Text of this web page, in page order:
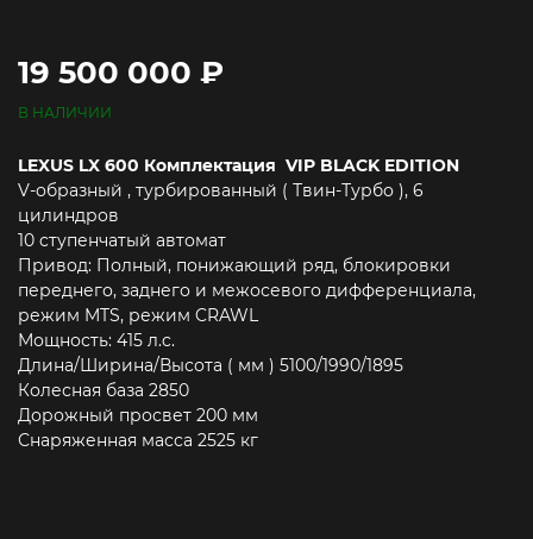
19 500 000 ₽
В НАЛИЧИИ
LEXUS LX 600 Комплектация VIP BLACK EDITION
V-образный , турбированный ( Твин-Турбо ), 6
цилиндров
10 cтупенчатый автомат
Привод: Полный, понижающий ряд, блокировки
переднего, заднего и межосевого дифференциала,
режим MTS, режим CRAWL
Мощность: 415 л.c.
Длина/Ширина/Высота ( мм ) 5100/1990/1895
Колесная база 2850
Дорожный просвет 200 мм
Снаряженная масса 2525 кг